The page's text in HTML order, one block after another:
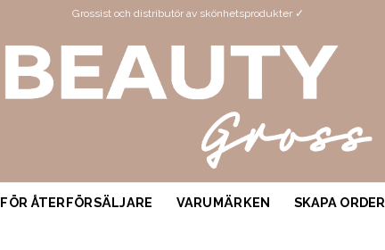
Grossist och distributör av skönhetsprodukter ✓
FÖR ÅTERFÖRSÄLJARE VARUMÄRKEN SKAPA ORDER